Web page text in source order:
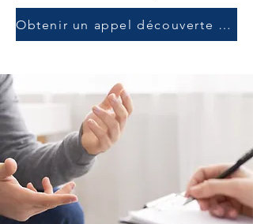
Obtenir un appel découverte gratuit de 30 min